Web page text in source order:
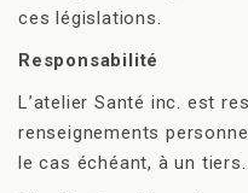
ces législations.
Responsabilité
L’atelier Santé inc. est
renseignements
le cas échéant, à un tiers.